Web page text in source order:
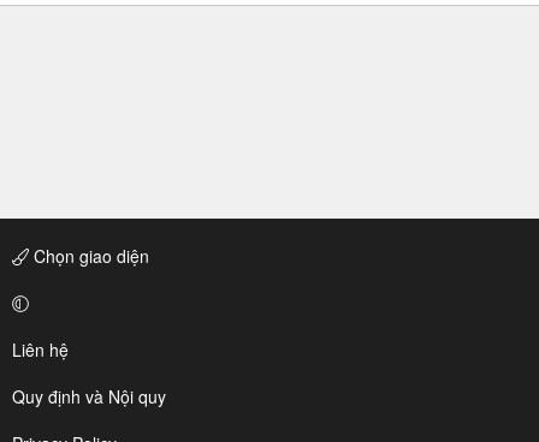
Chọn giao diện
Liên hệ
Quy định và Nội quy